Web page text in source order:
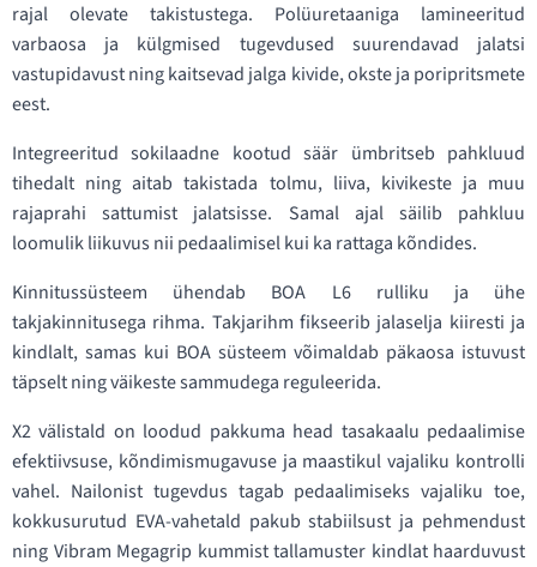
rajal olevate takistustega. Polüuretaaniga lamineeritud
varbaosa ja külgmised tugevdused suurendavad jalatsi
vastupidavust ning kaitsevad jalga kivide, okste ja poripritsmete
eest.
Integreeritud sokilaadne kootud säär ümbritseb pahkluud
tihedalt ning aitab takistada tolmu, liiva, kivikeste ja muu
rajaprahi sattumist jalatsisse. Samal ajal säilib pahkluu
loomulik liikuvus nii pedaalimisel kui ka rattaga kõndides.
Kinnitussüsteem ühendab BOA L6 rulliku ja ühe
takjakinnitusega rihma. Takjarihm fikseerib jalaselja kiiresti ja
kindlalt, samas kui BOA süsteem võimaldab päkaosa istuvust
täpselt ning väikeste sammudega reguleerida.
X2 välistald on loodud pakkuma head tasakaalu pedaalimise
efektiivsuse, kõndimismugavuse ja maastikul vajaliku kontrolli
vahel. Nailonist tugevdus tagab pedaalimiseks vajaliku toe,
kokkusurutud EVA-vahetald pakub stabiilsust ja pehmendust
ning Vibram Megagrip kummist tallamuster kindlat haarduvust